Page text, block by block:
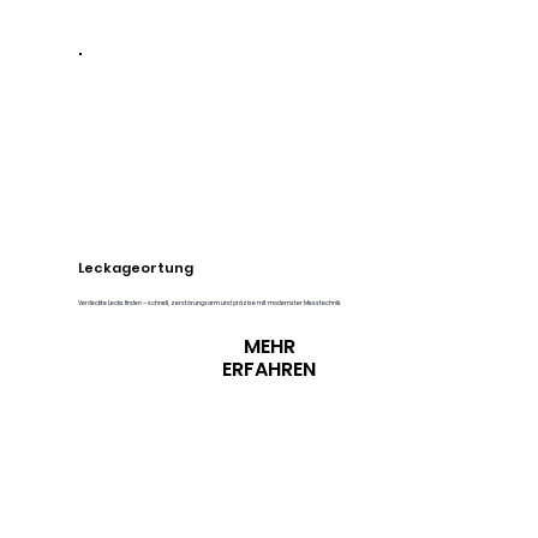
Leckageortung
Verdeckte Lecks finden – schnell, zerstörungsarm und präzise mit modernster Messtechnik.
MEHR
ERFAHREN